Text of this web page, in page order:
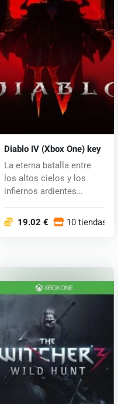
Diablo IV (Xbox One) key
La eterna batalla entre
los altos cielos y los
infiernos ardientes
19.02 € 10 tiendas